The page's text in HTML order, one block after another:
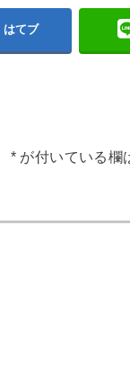
はてブ
*が付いている欄